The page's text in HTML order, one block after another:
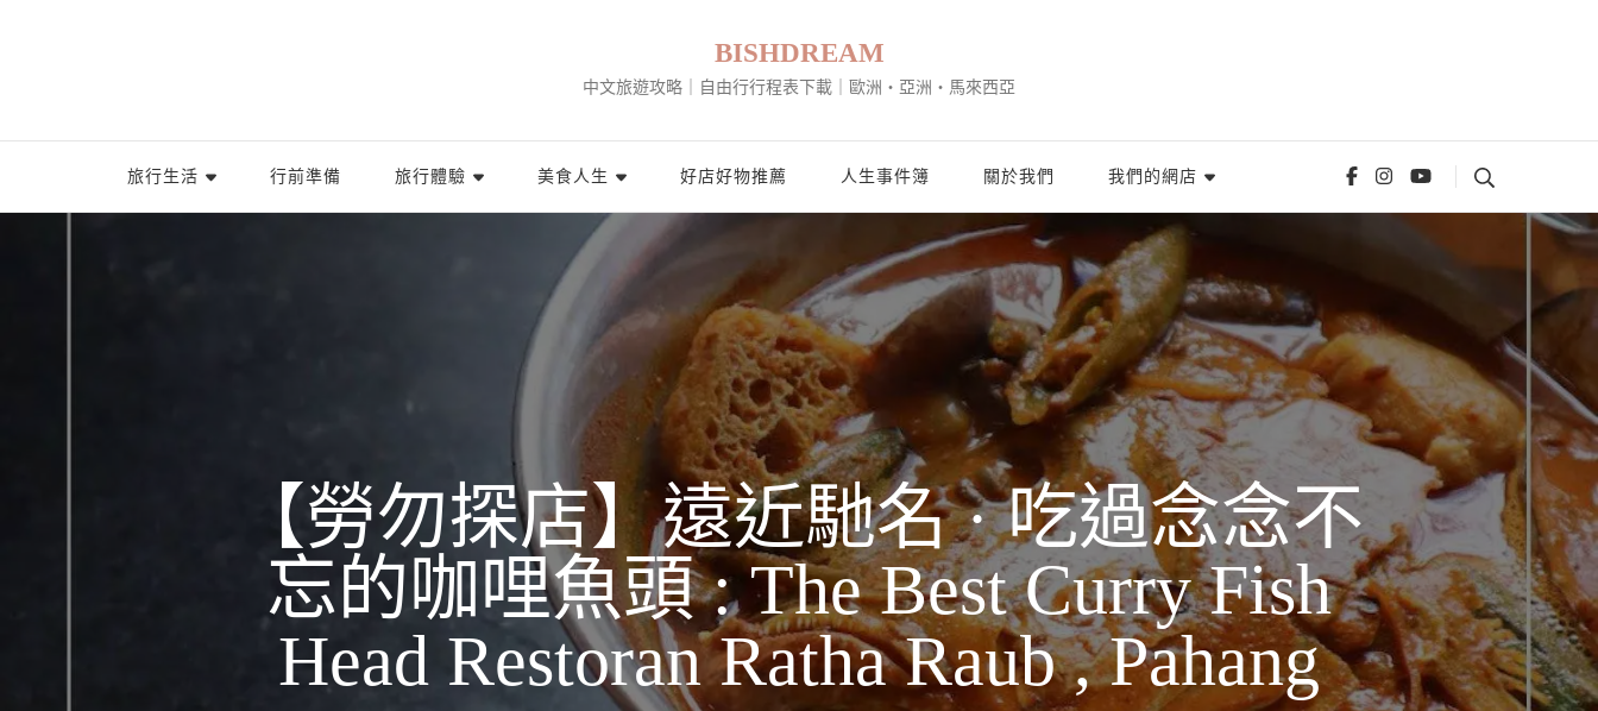
BISHDREAM
中文旅遊攻略｜自由行行程表下載｜歐洲・亞洲・馬來西亞
旅行生活 行前準備 旅行體驗 美食人生 好店好物推薦 人生事件簿 關於我們 我們的網店
【勞勿探店】遠近馳名 · 吃過念念不
忘的咖哩魚頭 : The Best Curry Fish
Head Restoran Ratha Raub , Pahang